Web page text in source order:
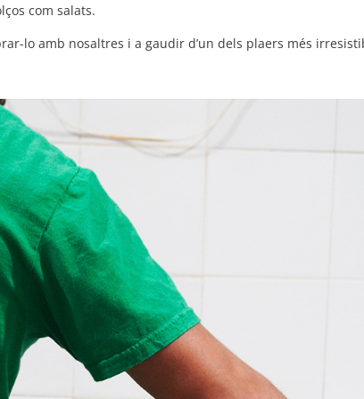
com salats.
lo amb nosaltres i a gaudir d’un dels plaers més